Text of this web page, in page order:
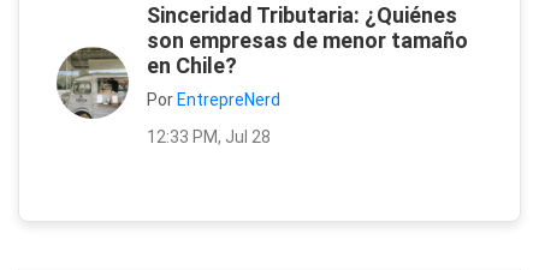
Sinceridad Tributaria: ¿Quiénes
son empresas de menor tamaño
en Chile?
Por EntrepreNerd
12:33 PM, Jul 28